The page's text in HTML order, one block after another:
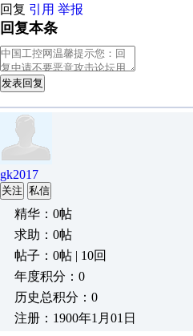
回复 引用 举报
回复本条
发表回复
gk2017
关注 私信
精华：0帖
求助：0帖
帖子：0帖 | 10回
年度积分：0
历史总积分：0
注册：1900年1月01日